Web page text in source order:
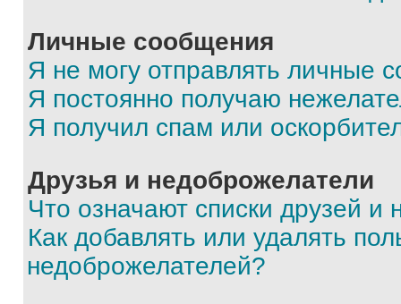
Личные сообщения
Я не могу отправлять личные
Я постоянно получаю
Я получил спам или
Друзья и недоброжелатели
Что означают списки друзей и
Как добавлять или удалять
недоброжелателей?